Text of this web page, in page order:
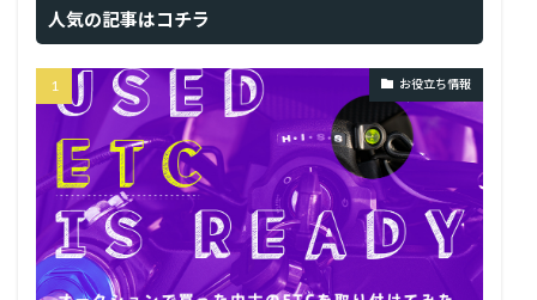
人気の記事はコチラ
お役立ち情報